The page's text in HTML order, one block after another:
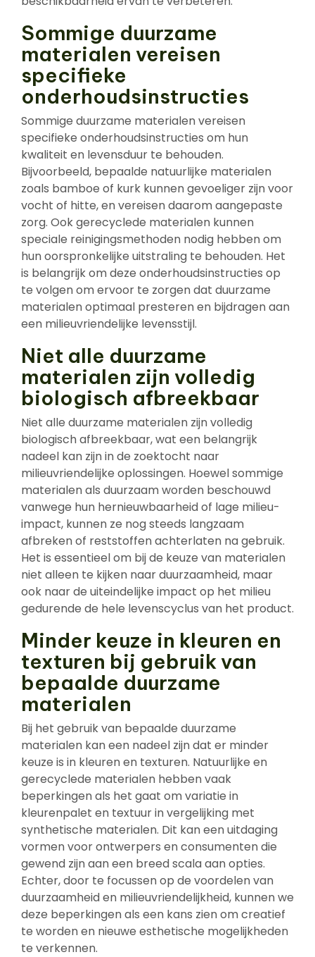
Sommige duurzame
materialen vereisen
specifieke
onderhoudsinstructies
Sommige duurzame materialen vereisen
specifieke onderhoudsinstructies om hun
kwaliteit en levensduur te behouden.
Bijvoorbeeld, bepaalde natuurlijke materialen
zoals bamboe of kurk kunnen gevoeliger zijn voor
vocht of hitte, en vereisen daarom aangepaste
zorg. Ook gerecyclede materialen kunnen
speciale reinigingsmethoden nodig hebben om
hun oorspronkelijke uitstraling te behouden. Het
is belangrijk om deze onderhoudsinstructies op
te volgen om ervoor te zorgen dat duurzame
materialen optimaal presteren en bijdragen aan
een milieuvriendelijke levensstijl.
Niet alle duurzame
materialen zijn volledig
biologisch afbreekbaar
Niet alle duurzame materialen zijn volledig
biologisch afbreekbaar, wat een belangrijk
nadeel kan zijn in de zoektocht naar
milieuvriendelijke oplossingen. Hoewel sommige
materialen als duurzaam worden beschouwd
vanwege hun hernieuwbaarheid of lage milieu-
impact, kunnen ze nog steeds langzaam
afbreken of reststoffen achterlaten na gebruik.
Het is essentieel om bij de keuze van materialen
niet alleen te kijken naar duurzaamheid, maar
ook naar de uiteindelijke impact op het milieu
gedurende de hele levenscyclus van het product.
Minder keuze in kleuren en
texturen bij gebruik van
bepaalde duurzame
materialen
Bij het gebruik van bepaalde duurzame
materialen kan een nadeel zijn dat er minder
keuze is in kleuren en texturen. Natuurlijke en
gerecyclede materialen hebben vaak
beperkingen als het gaat om variatie in
kleurenpalet en textuur in vergelijking met
synthetische materialen. Dit kan een uitdaging
vormen voor ontwerpers en consumenten die
gewend zijn aan een breed scala aan opties.
Echter, door te focussen op de voordelen van
duurzaamheid en milieuvriendelijkheid, kunnen we
deze beperkingen als een kans zien om creatief
te worden en nieuwe esthetische mogelijkheden
te verkennen.